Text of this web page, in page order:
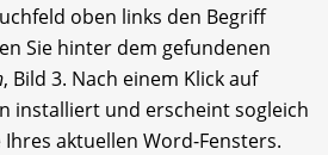
oben links den Begriff
Sie hinter dem gefundenen
, Bild 3. Nach einem Klick auf
installiert und erscheint sogleich
aktuellen Word-Fensters.